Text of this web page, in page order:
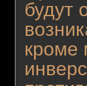
будут
кроме